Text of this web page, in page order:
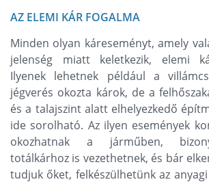
AZ ELEMI KÁR FOGALMA
Minden olyan káreseményt, amely
jelenség miatt keletkezik, elemi
Ilyenek lehetnek például a
jégverés okozta károk, de a
és a talajszint alatt elhelyezkedő
ide sorolható. Az ilyen események
okozhatnak a járműben,
totálkárhoz is vezethetnek, és bár
tudjuk őket, felkészülhetünk az